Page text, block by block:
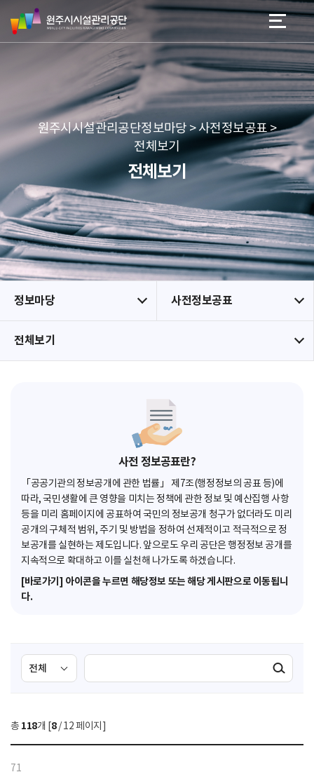
네
본문 바로가기
메뉴 바로가기
원
주
시
리
공
단
원주시시설관리공단정보마당 > 사전정보공표 >
전체보기
전체보기
정보마당 사전정보공표
전체보기
사전 정보공표란?
「공공기관의 정보공개에 관한 법률」 제7조(행정정보의 공표 등)에
따라, 국민생활에 큰 영향을 미치는 정책에 관한 정보 및 예산집행 사항
등을 미리 홈페이지에 공표하여 국민의 정보공개 청구가 없더라도 미리
공개의 구체적 범위, 주기 및 방법을 정하여 선제적이고 적극적으로 정
보공개를 실현하는 제도입니다. 앞으로도 우리 공단은 행정정보 공개를
지속적으로 확대하고 이를 실천해 나가도록 하겠습니다.
[바로가기] 아이콘을 누르면 해당정보 또는 해당 게시판으로 이동됩니
다.
검
색
선
택
색
검색실행
총 118개 [8/ 12 페이지]
71